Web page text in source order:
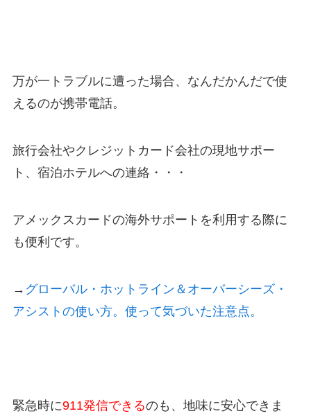
万が一トラブルに遭った場合、なんだかんだで使
えるのが携帯電話。
旅行会社やクレジットカード会社の現地サポー
ト、宿泊ホテルへの連絡・・・
アメックスカードの海外サポートを利用する際に
も便利です。
→ グローバル・ホットライン＆オーバーシーズ・
アシストの使い方。使って気づいた注意点。
緊急時に911発信できるのも、地味に安心できま